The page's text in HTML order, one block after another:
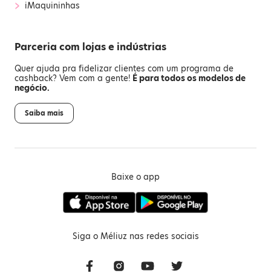
› iMaquininhas
Parceria com lojas e indústrias
Quer ajuda pra fidelizar clientes com um programa de
cashback? Vem com a gente! É para todos os modelos de
negócio.
Saiba mais
Baixe o app
Siga o Méliuz nas redes sociais